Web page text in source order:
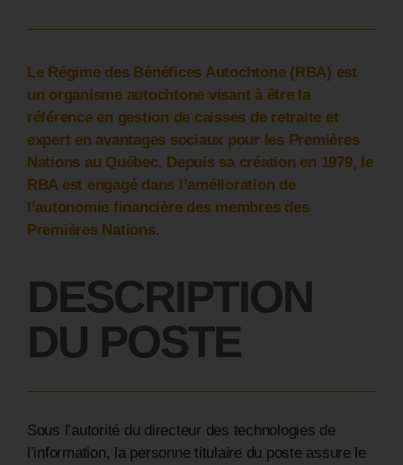
Le Régime des Bénéfices Autochtone (RBA) est
un organisme autochtone visant à être la
référence en gestion de caisses de retraite et
expert en avantages sociaux pour les Premières
Nations au Québec. Depuis sa création en 1979, le
RBA est engagé dans l’amélioration de
l’autonomie financière des membres des
Premières Nations.
DESCRIPTION
DU POSTE
Sous l’autorité du directeur des technologies de
l’information, la personne titulaire du poste assure le